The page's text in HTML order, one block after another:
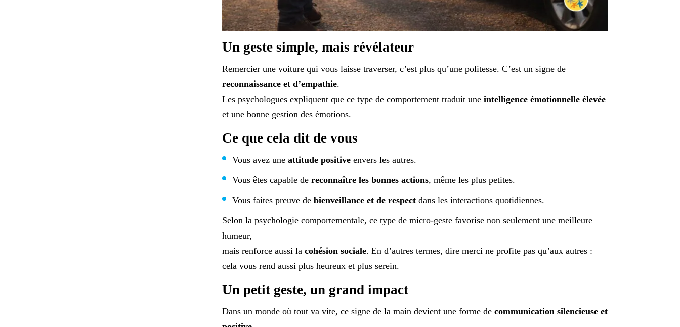
Un geste simple, mais révélateur
Remercier une voiture qui vous laisse traverser, c’est plus qu’une politesse. C’est un signe de
reconnaissance et d’empathie.
Les psychologues expliquent que ce type de comportement traduit une intelligence émotionnelle élevée
et une bonne gestion des émotions.
Ce que cela dit de vous
Vous avez une attitude positiveenvers les autres.
Vous êtes capable de reconnaître les bonnes actions, même les plus petites.
Vous faites preuve de bienveillance et de respectdans les interactions quotidiennes.
Selon la psychologie comportementale, ce type de micro-geste favorise non seulement une meilleure
humeur,
mais renforce aussi la cohésion sociale. En d’autres termes, dire merci ne profite pas qu’aux autres :
cela vous rend aussi plus heureux et plus serein.
Un petit geste, un grand impact
Dans un monde où tout va vite, ce signe de la main devient une forme de communication silencieuse et